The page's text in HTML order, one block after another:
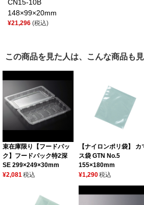
CN15-10B
148×99×20mm
¥21,296(税込)
この商品を見た人は、こんな商品も
束在庫限り【フードパッ
ク】フードパック特2深
SE 299×249×30mm
¥2,081税込
【ナイロンポリ袋】 カ
ス袋 GTN No.5
155×180mm
¥1,290税込